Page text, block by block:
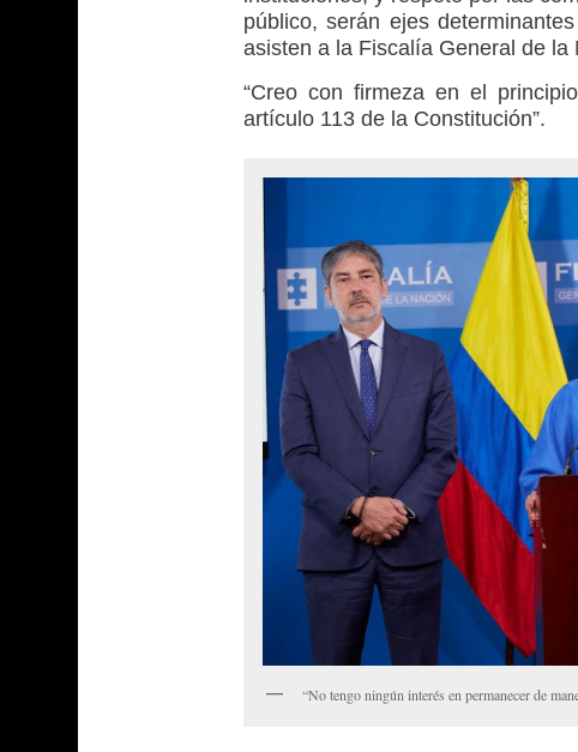
público, serán ejes
asisten a la Fiscalía General de la
“Creo con firmeza en el
artículo 113 de la Constitución”.
“No tengo ningún interés en permanecer de